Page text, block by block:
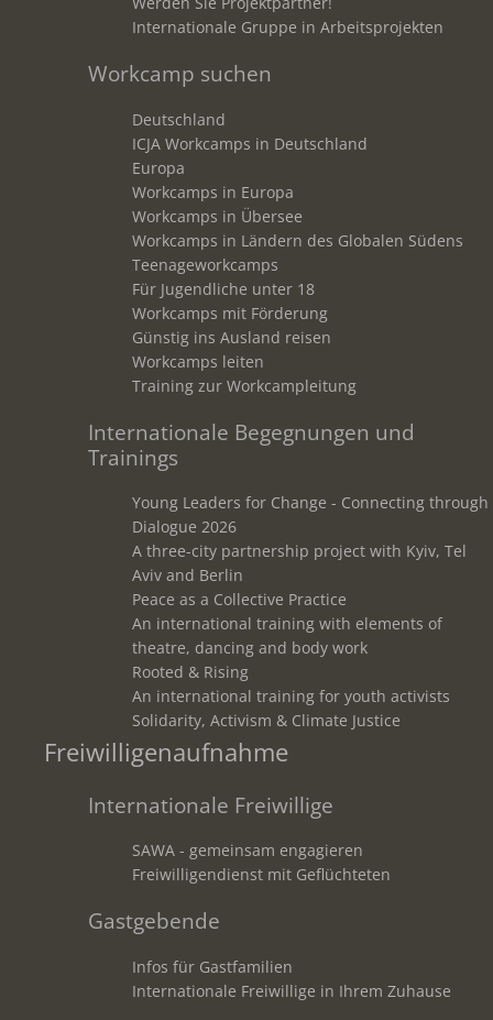
Internationale Gruppe in Arbeitsprojekten
Workcamp suchen
Deutschland
ICJA Workcamps in Deutschland
Europa
Workcamps in Europa
Workcamps in Übersee
Workcamps in Ländern des Globalen Südens
Teenageworkcamps
Für Jugendliche unter 18
Workcamps mit Förderung
Günstig ins Ausland reisen
Workcamps leiten
Training zur Workcampleitung
Internationale Begegnungen und
Trainings
Young Leaders for Change - Connecting through
Dialogue 2026
A three-city partnership project with Kyiv, Tel
Aviv and Berlin
Peace as a Collective Practice
An international training with elements of
theatre, dancing and body work
Rooted & Rising
An international training for youth activists
Solidarity, Activism & Climate Justice
Freiwilligenaufnahme
Internationale Freiwillige
SAWA - gemeinsam engagieren
Freiwilligendienst mit Geflüchteten
Gastgebende
Infos für Gastfamilien
Internationale Freiwillige in Ihrem Zuhause